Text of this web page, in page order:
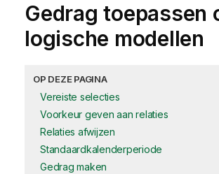
Gedrag toepassen
logische modellen
OP DEZE PAGINA
Vereiste selecties
Voorkeur geven aan relaties
Relaties afwijzen
Standaardkalenderperiode
Gedrag maken